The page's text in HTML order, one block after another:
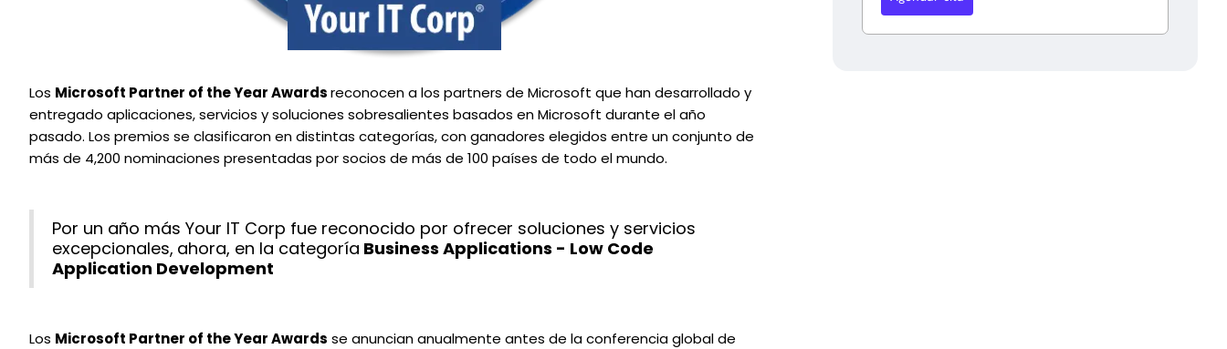
Los Microsoft Partner of the Year Awardsreconocen a los partners de Microsoft que han desarrollado y
entregado aplicaciones, servicios y soluciones sobresalientes basados en Microsoft durante el año
pasado. Los premios se clasificaron en distintas categorías, con ganadores elegidos entre un conjunto de
más de 4,200 nominaciones presentadas por socios de más de 100 países de todo el mundo.
Por un año más Your IT Corp fue reconocido por ofrecer soluciones y servicios
excepcionales, ahora, en la categoría Business Applications - Low Code
Application Development
Los Microsoft Partner of the Year Awards se anuncian anualmente antes de la conferencia global de